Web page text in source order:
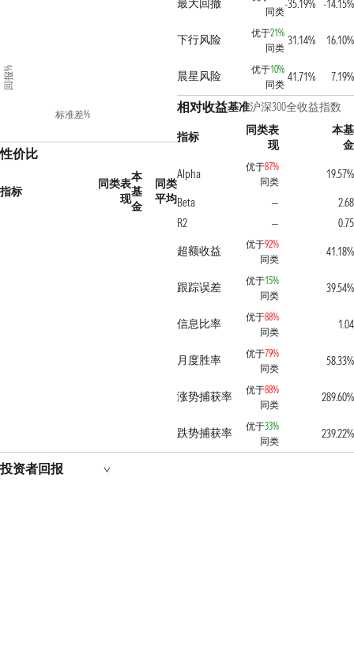
标准差%
回报%
性价比
指标
同类表
现
本
基
金
同类
平均
最大回撤
同类
-35.19% -14.15%
下行风险 优于21%
同类
31.14% 16.10%
晨星风险 优于10%
同类
41.71% 7.19%
相对收益基准沪深300全收益指数
指标
同类表
现
本基
金
Alpha
优于87%
同类
19.57%
Beta
—
2.68
R2
—
0.75
超额收益
优于92%
同类
41.18%
跟踪误差 优于15%
同类
39.54%
信息比率 优于88%
同类
1.04
月度胜率 优于79%
同类
58.33%
涨势捕获率 优于88%
同类
289.60%
跌势捕获率 优于33%
同类
239.22%
投资者回报